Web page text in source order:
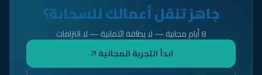
جاهز تنقل أعمالك للسحابة؟
8 أيام مجانية — لا بطاقة ائتمانية — لا التزامات
ابدأ التجربة المجانية